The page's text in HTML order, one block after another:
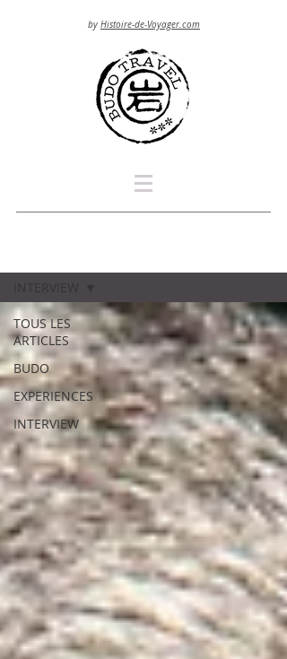
by Histoire-de-Voyager.com
TOUS LES
ARTICLES
BUDO
EXPERIENCES
INTERVIEW